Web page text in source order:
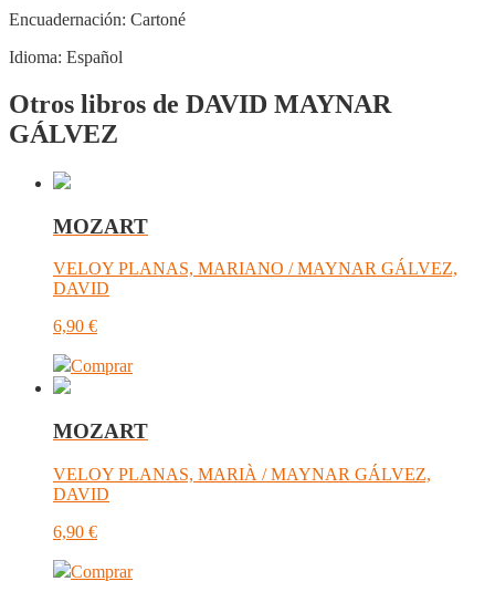
Encuadernación: Cartoné
Idioma: Español
Otros libros de DAVID MAYNAR
GÁLVEZ
MOZART
VELOY PLANAS, MARIANO / MAYNAR GÁLVEZ,
DAVID
6,90 €
Comprar
MOZART
VELOY PLANAS, MARIÀ / MAYNAR GÁLVEZ,
DAVID
6,90 €
Comprar